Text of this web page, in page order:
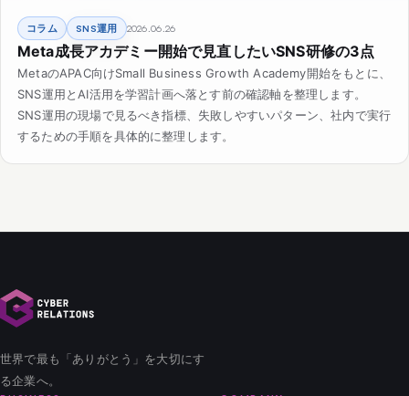
コラム SNS運用 2026.06.26
Meta成長アカデミー開始で見直したいSNS研修の3点
MetaのAPAC向けSmall Business Growth Academy開始をもとに、
SNS運用とAI活用を学習計画へ落とす前の確認軸を整理します。
SNS運用の現場で見るべき指標、失敗しやすいパターン、社内で実行
するための手順を具体的に整理します。
世界で最も「ありがとう」を大切にす
る企業へ。